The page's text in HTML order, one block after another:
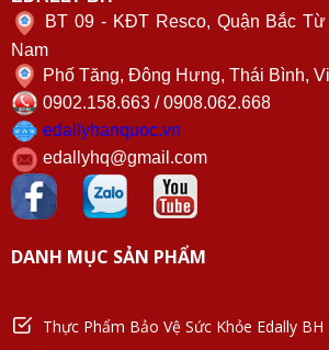
BT 09 - KĐT Resco, Quận Bắc
Nam
Phố Tăng, Đông Hưng, Thái Bình,
0902.158.663 / 0908.062.668
edallyhanquoc.vn
edallyhq@gmail.com
DANH MỤC SẢN PHẨM
Thực Phẩm Bảo Vệ Sức Khỏe Edally BH